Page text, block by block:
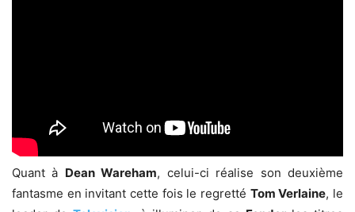
Quant à Dean Wareham, celui-ci réalise son deuxième
fantasme en invitant cette fois le regretté Tom Verlaine, le